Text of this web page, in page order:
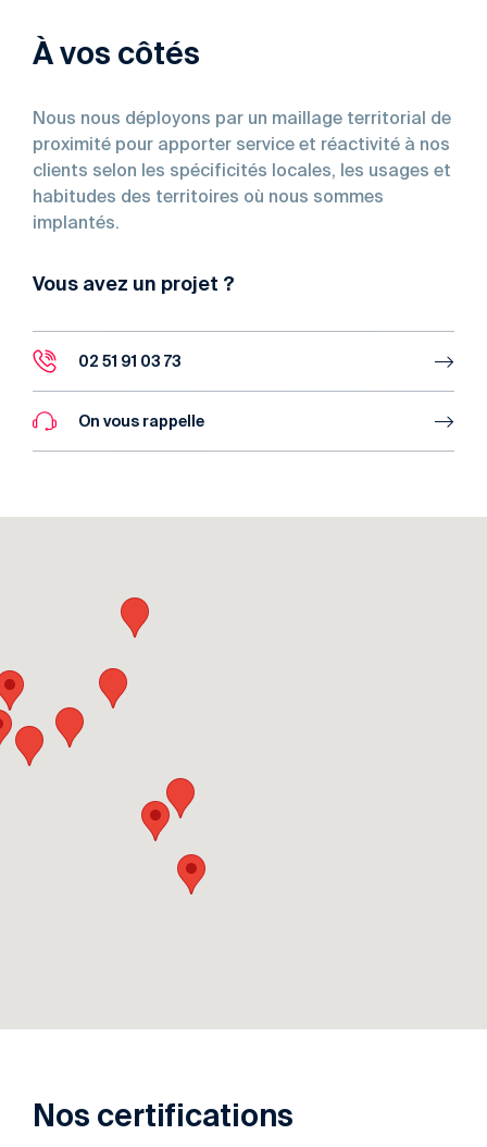
À vos côtés
Nous nous déployons par un maillage territorial de
proximité pour apporter service et réactivité à nos
clients selon les spécificités locales, les usages et
habitudes des territoires où nous sommes
implantés.
Vous avez un projet ?
02 51 91 03 73
On vous rappelle
Nos certifications